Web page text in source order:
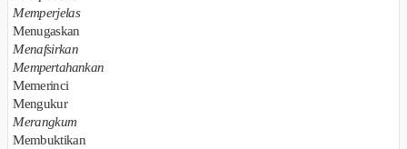
Memperjelas
Menugaskan
Menafsirkan
Mempertahankan
Memerinci
Mengukur
Merangkum
Membuktikan